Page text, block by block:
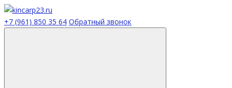
+7 (961) 850 35 64 Обратный звонок